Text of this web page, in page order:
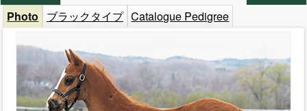
Photo
ブラックタイプ Catalogue Pedigree